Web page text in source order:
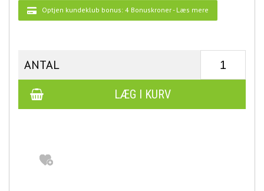
Optjen kundeklub bonus: 4 Bonuskroner- Læs mere
ANTAL